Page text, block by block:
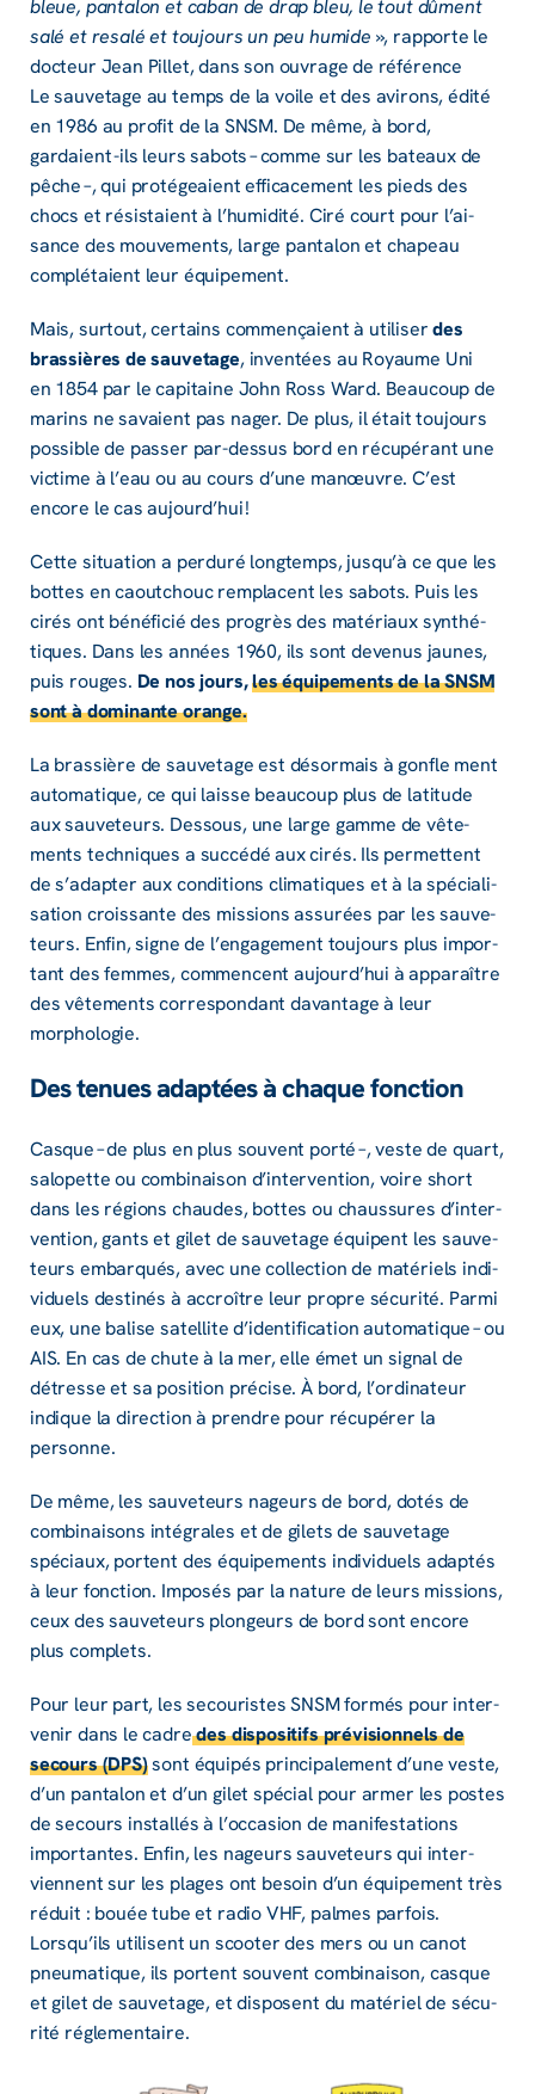
bleue, panta­lon et caban de drap bleu, le tout dûment
salé et resalé et toujours un peu humide », rapporte le
docteur Jean Pillet, dans son ouvrage de réfé­rence
Le sauve­tage au temps de la voile et des avirons, édité
en 1986 au profit de la SNSM. De même, à bord,
gardaient -ils leurs sabots – comme sur les bateaux de
pêche –, qui proté­geaient effi­ca­ce­ment les pieds des
chocs et résis­taient à l’hu­mi­dité. Ciré court pour l’ai­
sance des mouve­ments, large panta­lon et chapeau
complé­taient leur équi­pe­ment.
Mais, surtout, certains commençaient à utili­serdes
bras­sières de sauve­tage, inven­tées au Royaume Uni
en 1854 par le capi­taine John Ross Ward. Beau­coup de
marins ne savaient pas nager. De plus, il était toujours
possible de passer par-dessus bord en récu­pé­rant une
victime à l’eau ou au cours d’une manœuvre. C’est
encore le cas aujour­d’hui !
Cette situa­tion a perduré long­temps, jusqu’à ce que les
bottes en caou­tchouc remplacent les sabots. Puis les
cirés ont béné­fi­cié des progrès des maté­riaux synthé­
tiques. Dans les années 1960, ils sont deve­nus jaunes,
puis rouges. De nos jours,les équi­pe­ments de la SNSM
sont à domi­nante orange.
La bras­sière de sauve­tage est désor­mais à gonfle ment
auto­ma­tique, ce qui laisse beau­coup plus de lati­tude
aux sauve­teurs. Dessous, une large gamme de vête­
ments tech­niques a succédé aux cirés. Ils permettent
de s’adap­ter aux condi­tions clima­tiques et à la spécia­li­
sa­tion crois­sante des missions assu­rées par les sauve­
teurs. Enfin, signe de l’en­ga­ge­ment toujours plus impor­
tant des femmes, commencent aujour­d’hui à appa­raître
des vête­ments corres­pon­dant davan­tage à leur
morpho­lo­gie.
Des tenues adap­tées à chaque fonc­tion
Casque – de plus en plus souvent porté –, veste de quart,
salo­pette ou combi­nai­son d’in­ter­ven­tion, voire short
dans les régions chaudes, bottes ou chaus­sures d’in­ter­
ven­tion, gants et gilet de sauve­tage équipent les sauve­
teurs embarqués, avec une collec­tion de maté­riels indi­
vi­duels desti­nés à accroître leur propre sécu­rité. Parmi
eux, une balise satel­lite d’iden­ti­fi­ca­tion auto­ma­tique – ou
AIS. En cas de chute à la mer, elle émet un signal de
détresse et sa posi­tion précise. À bord, l’or­di­na­teur
indique la direc­tion à prendre pour récu­pé­rer la
personne.
De même, les sauve­teurs nageurs de bord, dotés de
combi­nai­sons inté­grales et de gilets de sauve­tage
spéciaux, portent des équi­pe­ments indi­vi­duels adap­tés
à leur fonc­tion. Impo­sés par la nature de leurs missions,
ceux des sauve­teurs plon­geurs de bord sont encore
plus complets.
Pour leur part, les secou­ristes SNSM formés pour inter­
ve­nir dans le cadredes dispo­si­tifs prévi­sion­nels de
secours (DPS)sont équi­pés prin­ci­pa­le­ment d’une veste,
d’un panta­lon et d’un gilet spécial pour armer les postes
de secours instal­lés à l’oc­ca­sion de mani­fes­ta­tions
impor­tantes. Enfin, les nageurs sauve­teurs qui inter­
viennent sur les plages ont besoin d’un équi­pe­ment très
réduit : bouée tube et radio VHF, palmes parfois.
Lorsqu’ils utilisent un scoo­ter des mers ou un canot
pneu­ma­tique, ils portent souvent combi­nai­son, casque
et gilet de sauve­tage, et disposent du maté­riel de sécu­
rité régle­men­taire.